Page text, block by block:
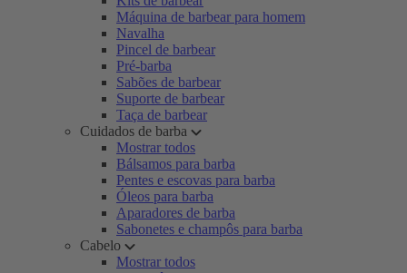
Máquina de barbear para homem
Navalha
Pincel de barbear
Pré-barba
Sabões de barbear
Suporte de barbear
Taça de barbear
Cuidados de barba
Mostrar todos
Bálsamos para barba
Pentes e escovas para barba
Óleos para barba
Aparadores de barba
Sabonetes e champôs para barba
Cabelo
Mostrar todos